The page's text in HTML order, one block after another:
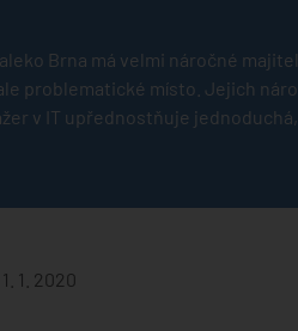
Brna má velmi náročné
problematické místo. Jejich
v IT upřednostňuje
1. 1. 2020